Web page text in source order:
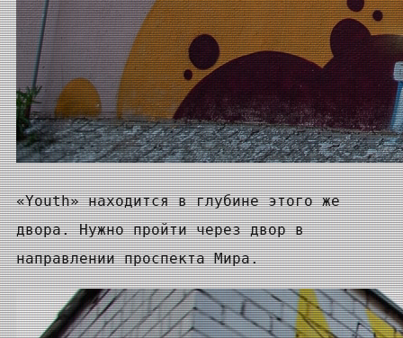
«Youth» находится в глубине этого же
двора. Нужно пройти через двор в
направлении проспекта Мира.